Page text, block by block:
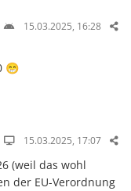
15.03.2025, 16:28
😁
15.03.2025, 17:07
(weil das wohl
der EU-Verordnung